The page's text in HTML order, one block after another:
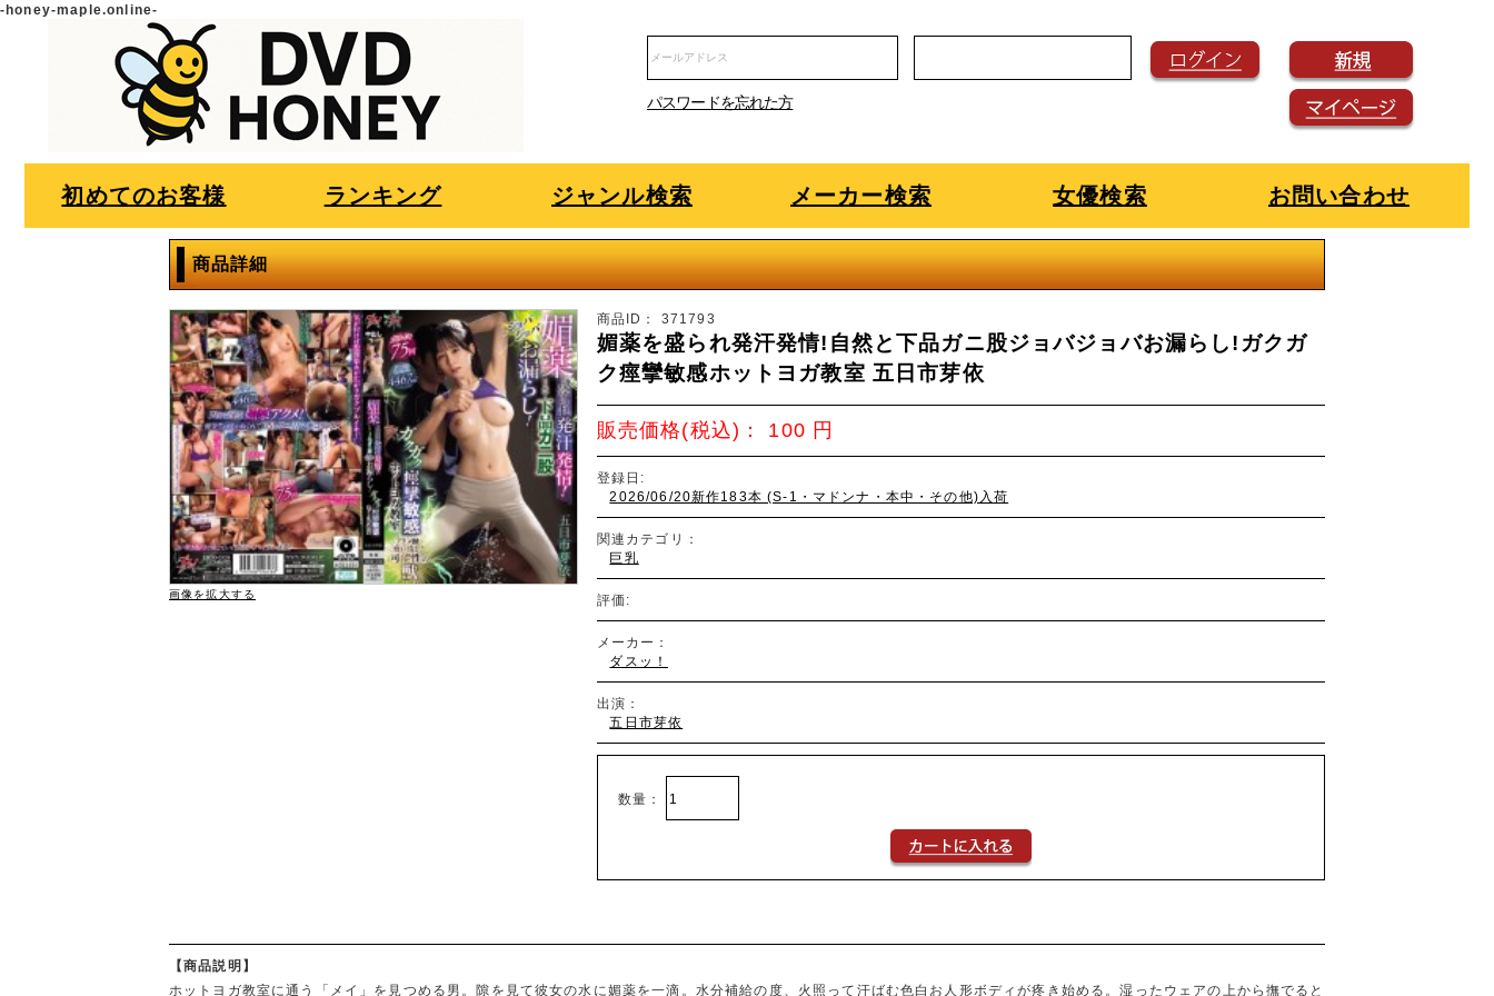
-honey-maple.online-
パスワードを忘れた方
初めてのお客様 ランキング ジャンル検索 メーカー検索 女優検索 お問い合わせ
商品詳細
画像を拡大する
商品ID： 371793
媚薬を盛られ発汗発情!自然と下品ガニ股ジョバジョバお漏らし!ガクガ
ク痙攣敏感ホットヨガ教室 五日市芽依
販売価格(税込)： 100 円
登録日:
2026/06/20新作183本 (S-1・マドンナ・本中・その他)入荷
関連カテゴリ：
巨乳
評価:
メーカー：
ダスッ！
出演：
五日市芽依
数量：
【商品説明】
ホットヨガ教室に通う「メイ」を見つめる男。隙を見て彼女の水に媚薬を一滴。水分補給の度、火照って汗ばむ色白お人形ボディが疼き始める。湿ったウェアの上から撫でると